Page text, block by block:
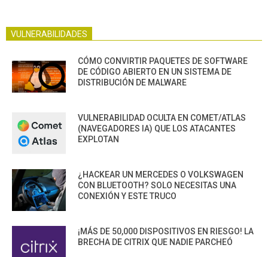
VULNERABILIDADES
CÓMO CONVIRTIR PAQUETES DE SOFTWARE
DE CÓDIGO ABIERTO EN UN SISTEMA DE
DISTRIBUCIÓN DE MALWARE
VULNERABILIDAD OCULTA EN COMET/ATLAS
(NAVEGADORES IA) QUE LOS ATACANTES
EXPLOTAN
¿HACKEAR UN MERCEDES O VOLKSWAGEN
CON BLUETOOTH? SOLO NECESITAS UNA
CONEXIÓN Y ESTE TRUCO
¡MÁS DE 50,000 DISPOSITIVOS EN RIESGO! LA
BRECHA DE CITRIX QUE NADIE PARCHEÓ